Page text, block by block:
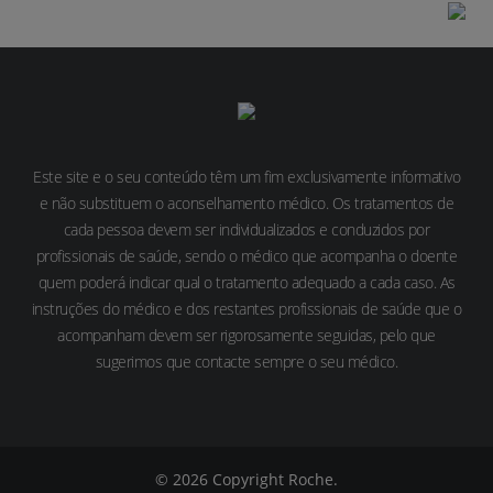
Este site e o seu conteúdo têm um fim exclusivamente informativo
e não substituem o aconselhamento médico. Os tratamentos de
cada pessoa devem ser individualizados e conduzidos por
profissionais de saúde, sendo o médico que acompanha o doente
quem poderá indicar qual o tratamento adequado a cada caso. As
instruções do médico e dos restantes profissionais de saúde que o
acompanham devem ser rigorosamente seguidas, pelo que
sugerimos que contacte sempre o seu médico.
© 2026 Copyright Roche.